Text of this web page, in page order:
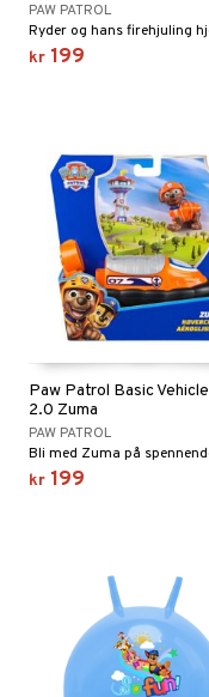
PAW PATROL
kr 199
Paw Patrol Basic Vehicle
2.0 Zuma
PAW PATROL
kr 199